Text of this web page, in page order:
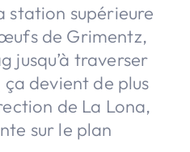
station supérieure
de Grimentz,
jusqu’à traverser
ça devient de plus
de La Lona,
sur le plan